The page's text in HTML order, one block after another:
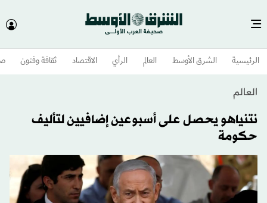
الرئيسية الشرق الأوسط​ العالم الرأي الاقتصاد ثقافة وفنون
العالم
نتنياهو يحصل على أسبوعين إضافيين لتأليف
حكومة